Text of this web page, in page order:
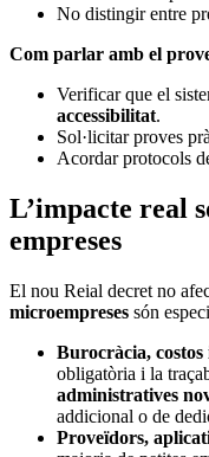
No distingir entre
Com parlar amb el
Verificar que el
accessibilitat.
Sol·licitar proves
Acordar protocols
L’impacte real
empreses
El nou Reial decret no
microempreses són
Burocràcia,
obligatòria i la
administratives
addicional o de
Proveïdors,